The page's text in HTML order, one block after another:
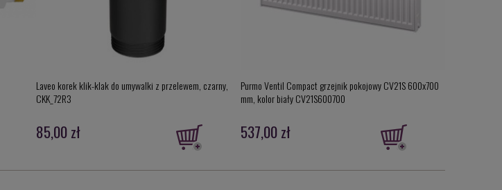
Laveo korek klik-klak do umywalki z przelewem, czarny,
CKK_72R3
85,00 zł
Purmo Ventil Compact grzejnik pokojowy CV21S 600x700
mm, kolor biały CV21S600700
537,00 zł